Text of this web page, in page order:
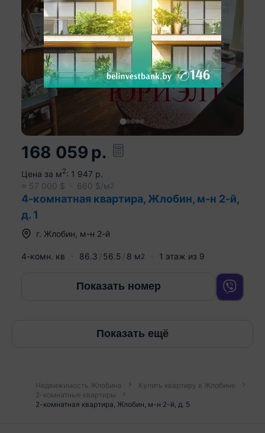
168 059 р.
Цена за м2: 1 947 р.
≈ 57 000 $ 660 $/м 2
4-комнатная квартира, Жлобин, м-н 2-й,
д. 1
г. Жлобин м-н 2-й
4-комн. кв 86.3 56.5 8 м2 1 этаж из 9
Показать номер
Показать ещё
Недвижимость Жлобина
Купить квартиру в Жлобине
2-комнатные квартиры
2-комнатная квартира, Жлобин, м-н 2-й, д. 5